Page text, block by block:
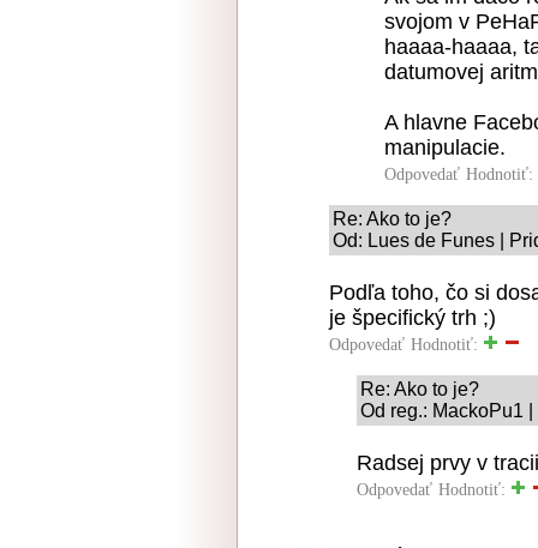
svojom v
haaaa-haaaa,
datumovej
A hlavne
manipulacie.
Odpovedať Hodnotiť:
Re: Ako to je?
Od: Lues de Funes |
Podľa toho, čo si
je špecifický trh ;)
Odpovedať Hodnotiť:
Re: Ako to je?
Od reg.: MackoPu1
Radsej prvy v
Odpovedať Hodnotiť: